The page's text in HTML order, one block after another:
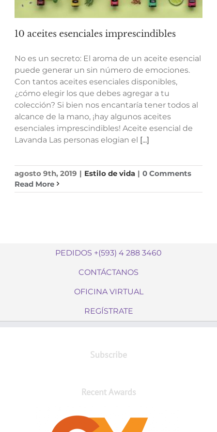
10 aceites esenciales imprescindibles
No es un secreto: El aroma de un aceite esencial
puede generar un sin número de emociones.
Con tantos aceites esenciales disponibles,
¿cómo elegir los que debes agregar a tu
colección? Si bien nos encantaría tener todos al
alcance de la mano, ¡hay algunos aceites
esenciales imprescindibles! Aceite esencial de
Lavanda Las personas elogian el [...]
agosto 9th, 2019 | Estilo de vida | 0 Comments
Read More
PEDIDOS +(593) 4 288 3460
CONTÁCTANOS
OFICINA VIRTUAL
REGÍSTRATE
Subscribe
Recent Awards